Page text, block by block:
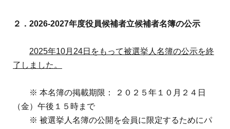
２． 2026-2027年度役員候補者立候補者名簿の公示
2025年10月24日をもって被選挙人名簿の公示を終
了しました。
※ 本名簿の掲載期限： ２０２５年１０月２４日
（金）午後１５時まで
※ 被選挙人名簿の公開を会員に限定するためにパ